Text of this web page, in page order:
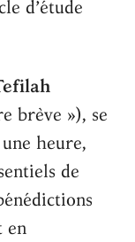
d’étude
brève »), se
heure,
de
en